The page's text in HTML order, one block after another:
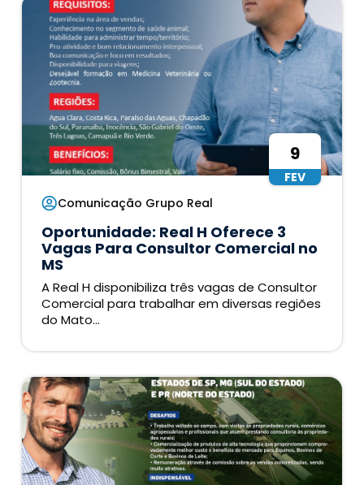
9
FEV
Comunicação Grupo Real
Oportunidade: Real H Oferece 3
Vagas Para Consultor Comercial no
MS
A Real H disponibiliza três vagas de Consultor
Comercial para trabalhar em diversas regiões
do Mato...